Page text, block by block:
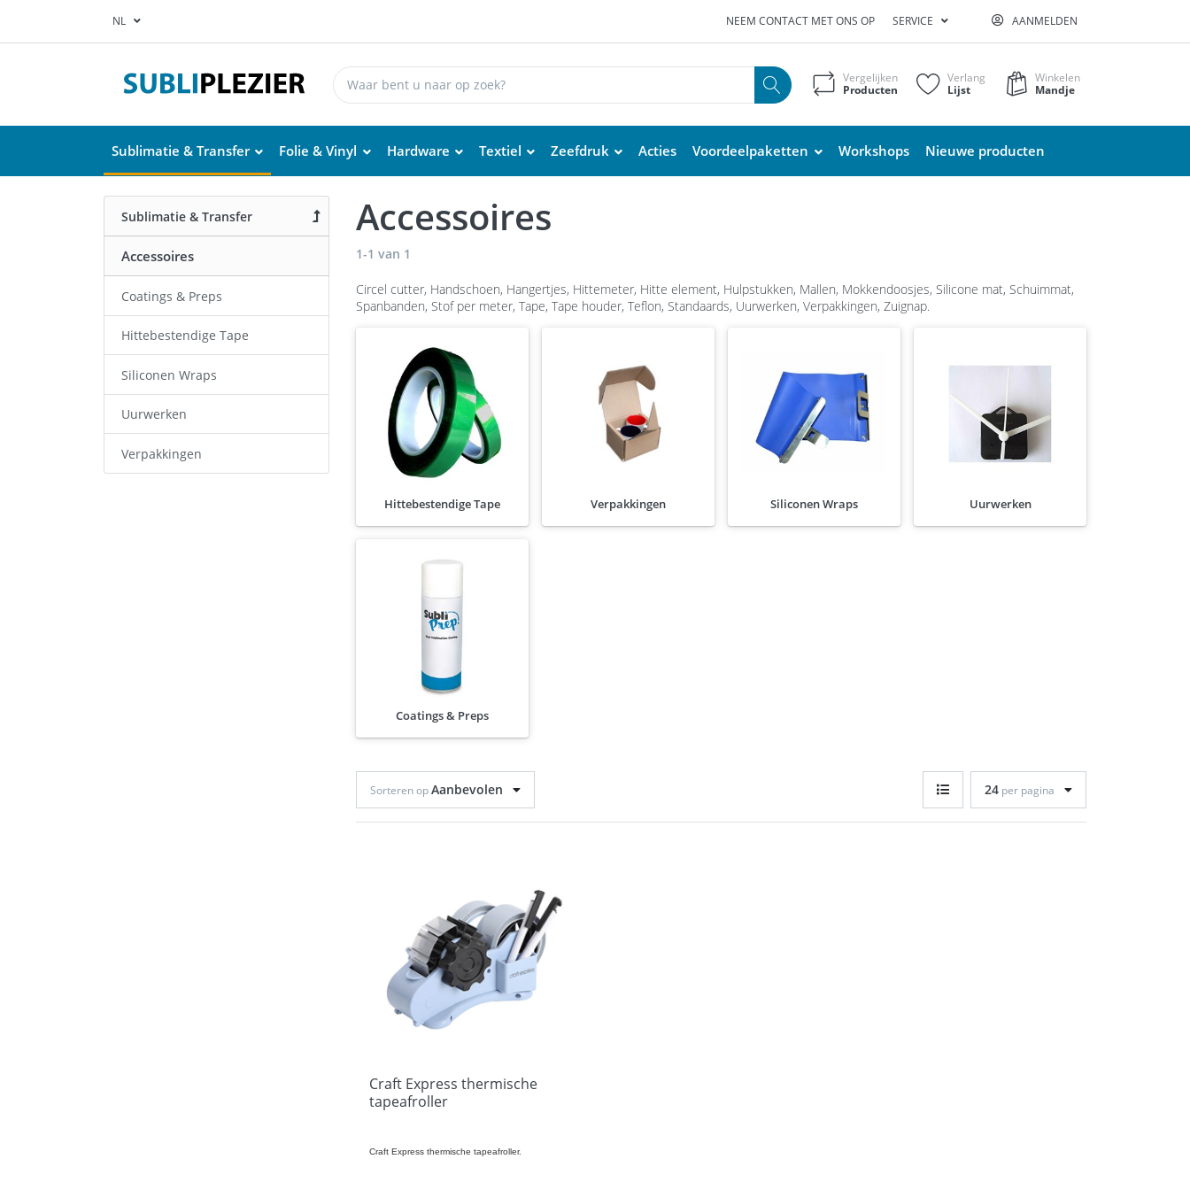
NL NEEM CONTACT MET ONS OP SERVICE AANMELDEN
Vergelijken
Producten
Verlang
Lijst
Winkelen
Mandje
Sublimatie & Transfer Folie & Vinyl Hardware Textiel Zeefdruk Acties Voordeelpaketten Workshops Nieuwe producten
Sublimatie & Transfer
Accessoires
Coatings & Preps
Hittebestendige Tape
Siliconen Wraps
Uurwerken
Verpakkingen
Accessoires
1-1 van 1
Circel cutter, Handschoen, Hangertjes, Hittemeter, Hitte element, Hulpstukken, Mallen, Mokkendoosjes, Silicone mat, Schuimmat,
Spanbanden, Stof per meter, Tape, Tape houder, Teflon, Standaards, Uurwerken, Verpakkingen, Zuignap.
Hittebestendige Tape Verpakkingen Siliconen Wraps Uurwerken
Coatings & Preps
Sorteren opAanbevolen 24per pagina
Craft Express thermische
tapeafroller
Craft Express thermische tapeafroller.